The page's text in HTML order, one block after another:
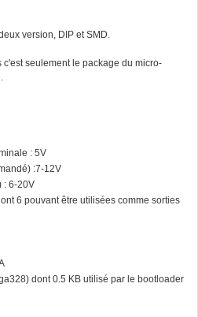
version, DIP et SMD.
seulement le package du micro-
: 5V
:7-12V
: 6-20V
6 pouvant être utilisées comme sorties
dont 0.5 KB utilisé par le bootloader